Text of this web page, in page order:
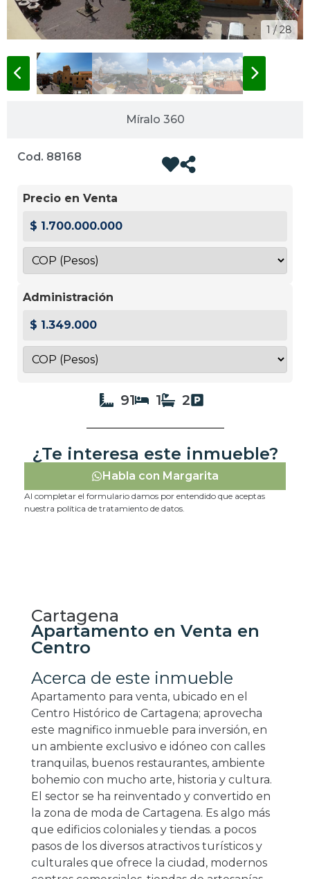
Míralo 360
1 / 28
Cod. 88168
Precio en Venta
$ 1.700.000.000
Administración
$ 1.349.000
91 1 2
¿Te interesa este inmueble?
Habla con Margarita
Al completar el formulario damos por entendido que aceptas
nuestra política de tratamiento de datos.
Cartagena
Apartamento en Venta en
Centro
Acerca de este inmueble
Apartamento para venta, ubicado en el
Centro Histórico de Cartagena; aprovecha
este magnifico inmueble para inversión, en
un ambiente exclusivo e idóneo con calles
tranquilas, buenos restaurantes, ambiente
bohemio con mucho arte, historia y cultura.
El sector se ha reinventado y convertido en
la zona de moda de Cartagena. Es algo más
que edificios coloniales y tiendas. a pocos
pasos de los diversos atractivos turísticos y
culturales que ofrece la ciudad, modernos